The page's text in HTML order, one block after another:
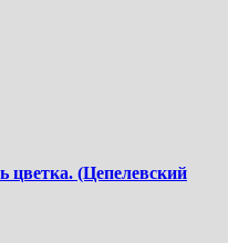
(Цепелевский